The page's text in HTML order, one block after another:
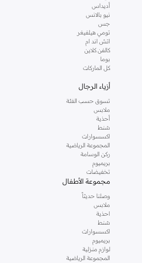
مسقط
من نمشي واستمتعي باكثر من الف ستايل من مجموعة
المجموعة كاملة في متجر دوروثي بيركنز اون لاين او
تسوق دوروثي بيركنز اون لاين. خدمة التوصيل السريعة
تسوق ممتعة دائما مع نمشي.
أديداس
نيو بالانس
جس
تومي هيلفيغر
اتش اند ام
كالفن كلاين
بوما
كل الماركات
أزياء الرجال
تسوق حسب الفئة
ملابس
أحذية
شنط
اكسسوارات
المجموعة الرياضية
ركن الوسامة
بريميوم
تخفيضات
مجموعة الأطفال
وصلنا حديثاً
ملابس
احذية
شنط
اكسسوارات
بريميوم
لوازم منزلية
المجموعة الرياضية